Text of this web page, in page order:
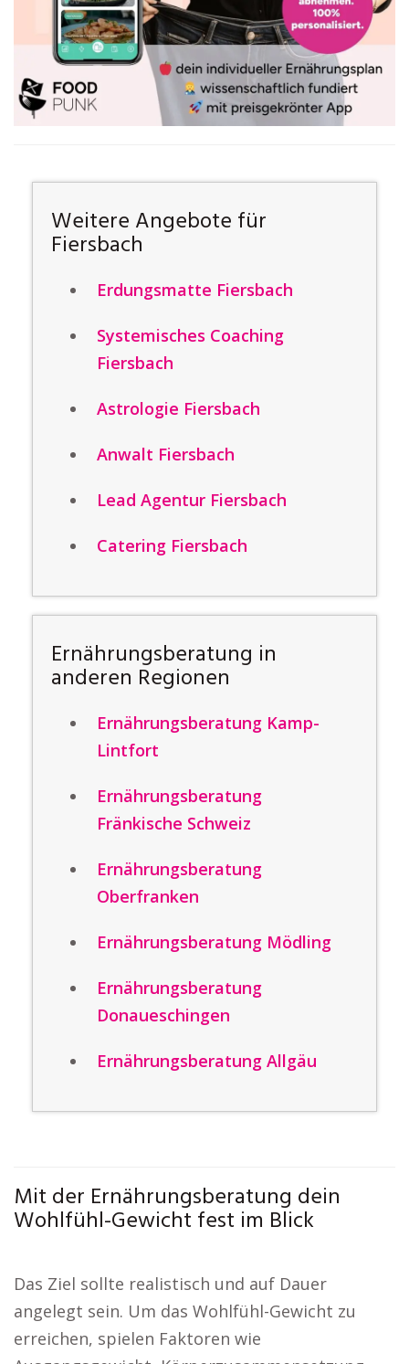
Weitere Angebote für
Fiersbach
Erdungsmatte Fiersbach
Systemisches Coaching
Fiersbach
Astrologie Fiersbach
Anwalt Fiersbach
Lead Agentur Fiersbach
Catering Fiersbach
Ernährungsberatung in
anderen Regionen
Ernährungsberatung Kamp-
Lintfort
Ernährungsberatung
Fränkische Schweiz
Ernährungsberatung
Oberfranken
Ernährungsberatung Mödling
Ernährungsberatung
Donaueschingen
Ernährungsberatung Allgäu
Mit der Ernährungsberatung dein
Wohlfühl-Gewicht fest im Blick
Das Ziel sollte realistisch und auf Dauer
angelegt sein. Um das Wohlfühl-Gewicht zu
erreichen, spielen Faktoren wie